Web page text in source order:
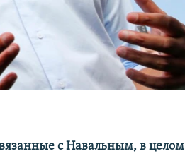
с Навальным, в целом